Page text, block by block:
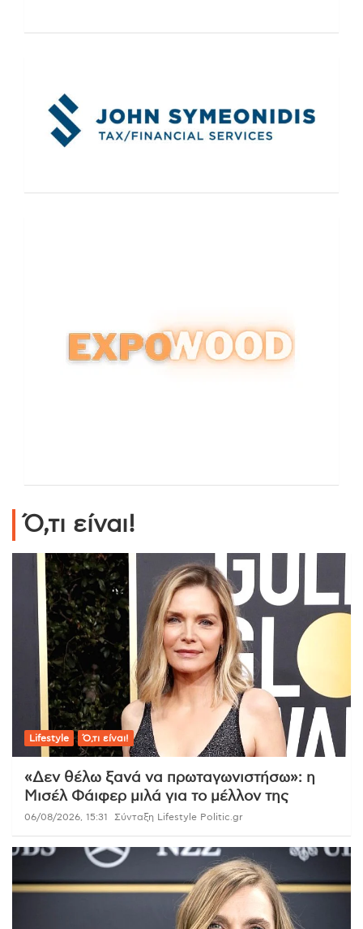
Ό,τι είναι!
Lifestyle Ό,τι είναι!
«Δεν θέλω ξανά να πρωταγωνιστήσω»: η
Μισέλ Φάιφερ μιλά για το μέλλον της
06/08/2026, 15:31 Σύνταξη Lifestyle Politic.gr